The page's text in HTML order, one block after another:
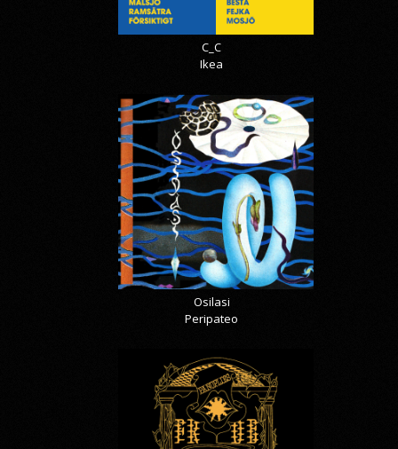
C_C
Ikea
Osilasi
Peripateo